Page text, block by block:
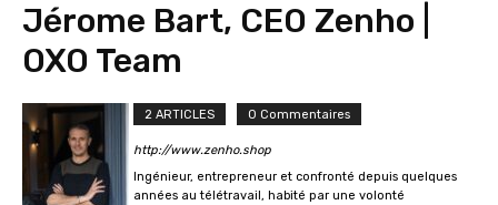
Jérome Bart, CEO Zenho |
OXO Team
2 ARTICLES 0 Commentaires
http://www.zenho.shop
Ingénieur, entrepreneur et confronté depuis quelques
années au télétravail, habité par une volonté